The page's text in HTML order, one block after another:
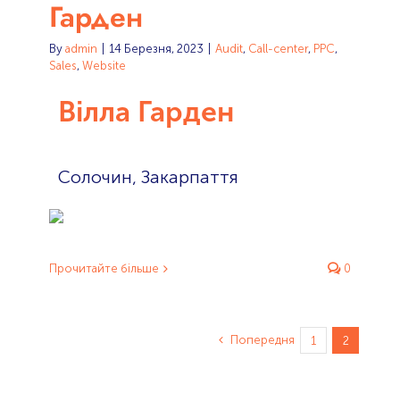
Гарден
By admin 14 Березня, 2023 Audit, Call-center, PPC,
Sales, Website
Вілла Гарден
Солочин, Закарпаття
Прочитайте більше 0
Попередня 1 2